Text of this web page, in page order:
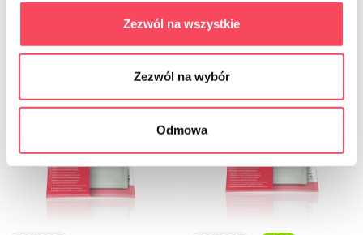
Zezwól na wszystkie
Zezwól na wybór
Odmowa